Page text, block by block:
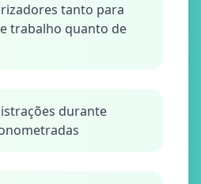
tanto para
trabalho quanto de
durante